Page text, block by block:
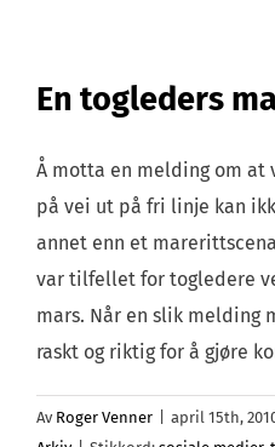
En togleders
Å motta en melding om at
på vei ut på fri linje kan
annet enn et
var tilfellet for togledere
mars. Når en slik melding
raskt og riktig for å gjøre
Av Roger Venner april 15th,